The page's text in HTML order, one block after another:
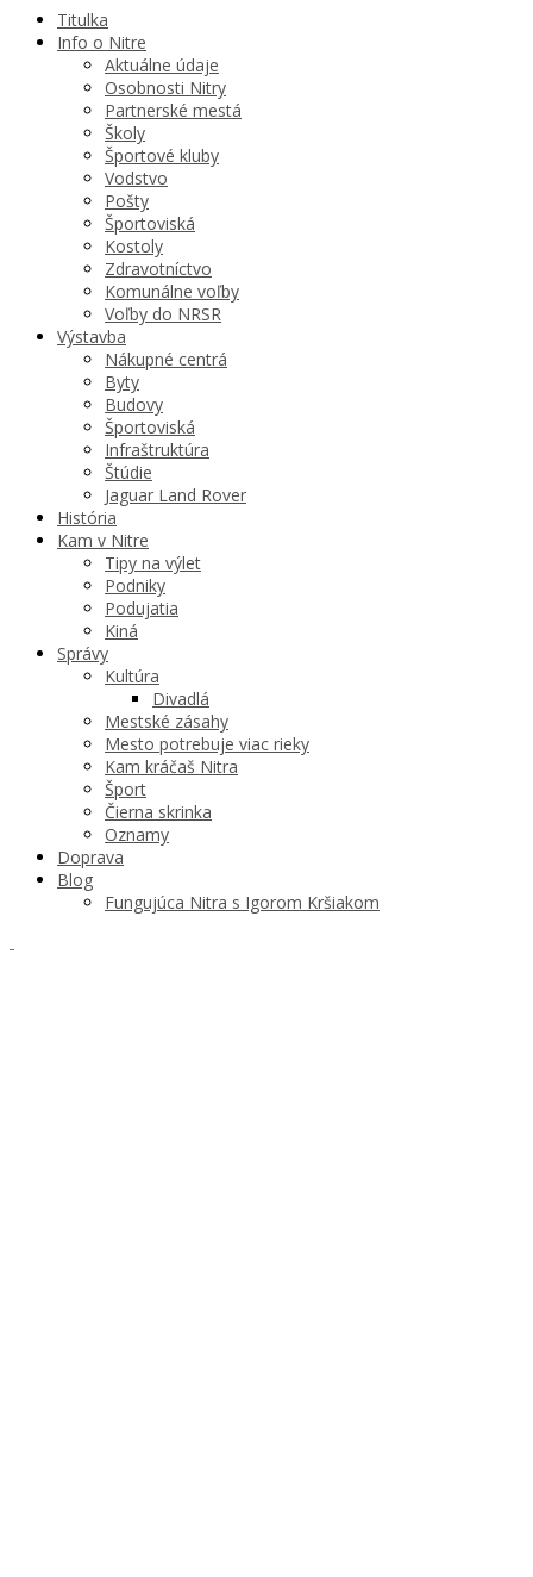
Titulka
Info o Nitre
Aktuálne údaje
Osobnosti Nitry
Partnerské mestá
Školy
Športové kluby
Vodstvo
Pošty
Športoviská
Kostoly
Zdravotníctvo
Komunálne voľby
Voľby do NRSR
Výstavba
Nákupné centrá
Byty
Budovy
Športoviská
Infraštruktúra
Štúdie
Jaguar Land Rover
História
Kam v Nitre
Tipy na výlet
Podniky
Podujatia
Kiná
Správy
Kultúra
Divadlá
Mestské zásahy
Mesto potrebuje viac rieky
Kam kráčaš Nitra
Šport
Čierna skrinka
Oznamy
Doprava
Blog
Fungujúca Nitra s Igorom Kršiakom